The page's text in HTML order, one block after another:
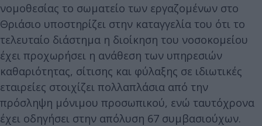
νομοθεσίας το σωματείο των εργαζομένων στο
Θριάσιο υποστηρίζει στην καταγγελία του ότι το
τελευταίο διάστημα η διοίκηση του νοσοκομείου
έχει προχωρήσει η ανάθεση των υπηρεσιών
καθαριότητας, σίτισης και φύλαξης σε ιδιωτικές
εταιρείες στοιχίζει πολλαπλάσια από την
πρόσληψη μόνιμου προσωπικού, ενώ ταυτόχρονα
έχει οδηγήσει στην απόλυση 67 συμβασιούχων.